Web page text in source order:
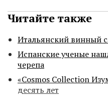
Читайте также
Итальянский винный
Испанские ученые
черепа
«Cosmos Collection
десять лет